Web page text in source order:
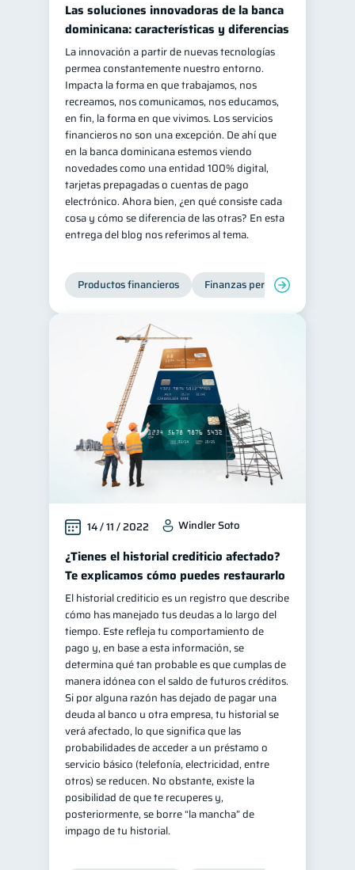
Las soluciones innovadoras de la banca
dominicana: características y diferencias
La innovación a partir de nuevas tecnologías
permea constantemente nuestro entorno.
Impacta la forma en que trabajamos, nos
recreamos, nos comunicamos, nos educamos,
en fin, la forma en que vivimos. Los servicios
financieros no son una excepción. De ahí que
en la banca dominicana estemos viendo
novedades como una entidad 100% digital,
tarjetas prepagadas o cuentas de pago
electrónico. Ahora bien, ¿en qué consiste cada
cosa y cómo se diferencia de las otras? En esta
entrega del blog nos referimos al tema.
Productos financieros Finanzas personales
14 / 11 / 2022 Windler Soto
¿Tienes el historial crediticio afectado?
Te explicamos cómo puedes restaurarlo
El historial crediticio es un registro que describe
cómo has manejado tus deudas a lo largo del
tiempo. Este refleja tu comportamiento de
pago y, en base a esta información, se
determina qué tan probable es que cumplas de
manera idónea con el saldo de futuros créditos.
Si por alguna razón has dejado de pagar una
deuda al banco u otra empresa, tu historial se
verá afectado, lo que significa que las
probabilidades de acceder a un préstamo o
servicio básico (telefonía, electricidad, entre
otros) se reducen. No obstante, existe la
posibilidad de que te recuperes y,
posteriormente, se borre “la mancha” de
impago de tu historial.